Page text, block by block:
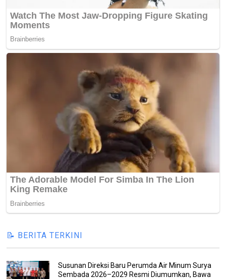
📝 BERITA TERKINI
Susunan Direksi Baru Perumda Air Minum Surya
Sembada 2026–2029 Resmi Diumumkan, Bawa